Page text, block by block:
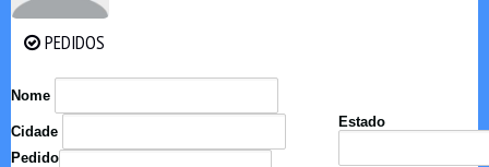
PEDIDOS
Nome
Cidade
Estado
Pedido